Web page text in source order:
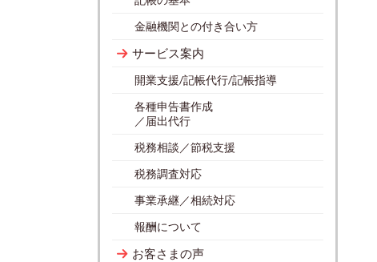
金融機関との付き合い方
サービス案内
開業支援/記帳代行/記帳指導
各種申告書作成
／届出代行
税務相談／節税支援
税務調査対応
事業承継／相続対応
報酬について
お客さまの声